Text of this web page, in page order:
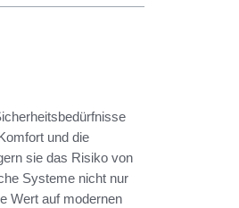
und die
sie das Risiko von
Systeme nicht nur
Wert auf modernen